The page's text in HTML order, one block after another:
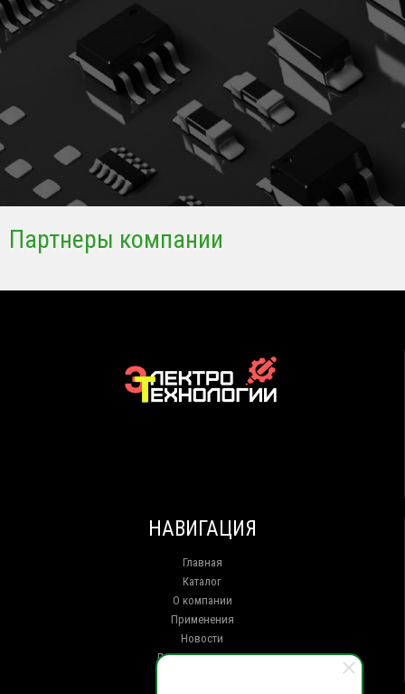
Партнеры компании
НАВИГАЦИЯ
Главная
Каталог
О компании
Применения
Новости
Доставка и оплата